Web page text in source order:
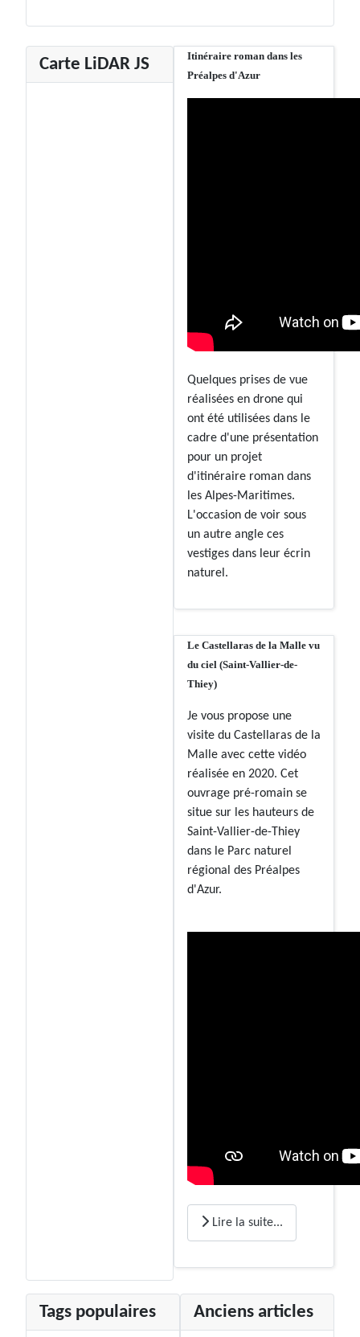
Carte LiDAR JS
Itinéraire roman dans les
Préalpes d'Azur
Quelques prises de vue
réalisées en drone qui
ont été utilisées dans le
cadre d'une présentation
pour un projet
d'itinéraire roman dans
les Alpes-Maritimes.
L'occasion de voir sous
un autre angle ces
vestiges dans leur écrin
naturel.
Le Castellaras de la Malle vu
du ciel (Saint-Vallier-de-
Thiey)
Je vous propose une
visite du Castellaras de la
Malle avec cette vidéo
réalisée en 2020. Cet
ouvrage pré-romain se
situe sur les hauteurs de
Saint-Vallier-de-Thiey
dans le Parc naturel
régional des Préalpes
d'Azur.
Lire la suite...
Tags populaires Anciens articles